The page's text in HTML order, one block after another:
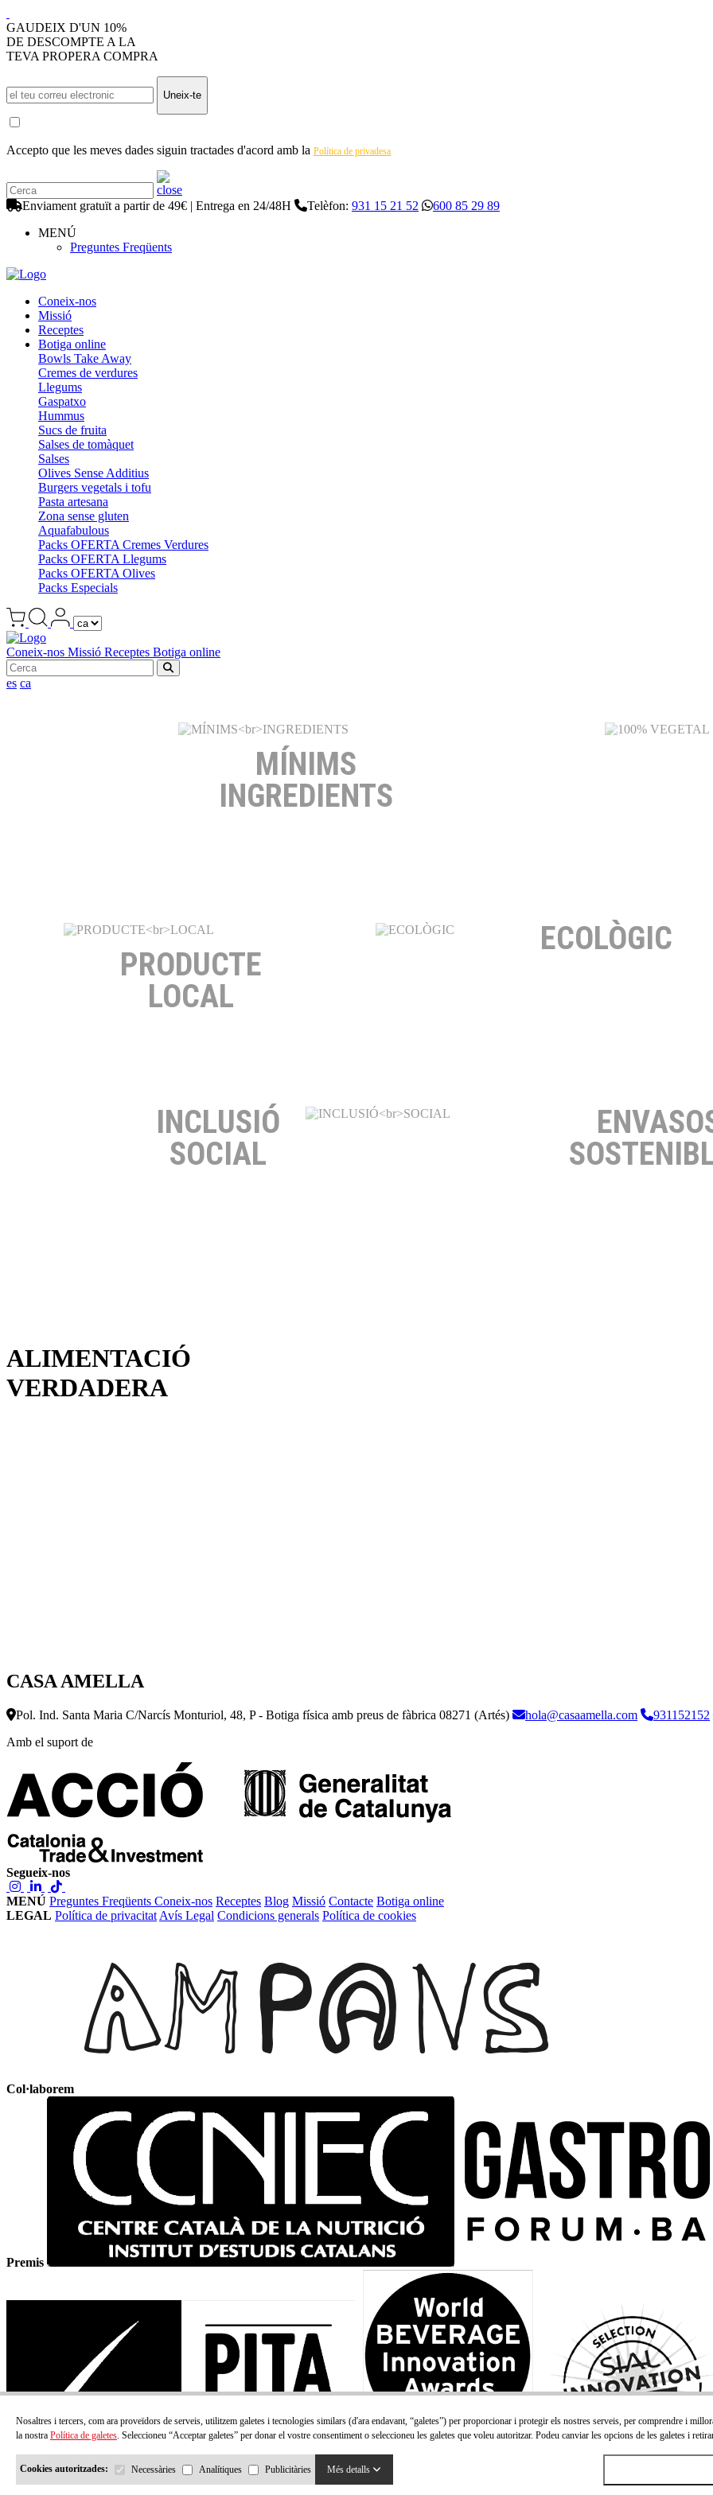
GAUDEIX D'UN 10%
DE DESCOMPTE A LA
TEVA PROPERA COMPRA
Uneix-te
Accepto que les meves dades siguin tractades d'acord amb la Política de privadesa
Enviament gratuït a partir de 49€ | Entrega en 24/48H Telèfon: 931 15 21 52
600 85 29 89
MENÚ
Preguntes Freqüents
Coneix-nos
Missió
Receptes
Botiga online
Bowls Take Away
Cremes de verdures
Llegums
Gaspatxo
Hummus
Sucs de fruita
Salses de tomàquet
Salses
Olives Sense Additius
Burgers vegetals i tofu
Pasta artesana
Zona sense gluten
Aquafabulous
Packs OFERTA Cremes Verdures
Packs OFERTA Llegums
Packs OFERTA Olives
Packs Especials
Coneix-nos Missió Receptes Botiga online
es ca
MÍNIMS
INGREDIENTS
PRODUCTE
LOCAL
ECOLÒGIC
INCLUSIÓ
SOCIAL
ALIMENTACIÓ
VERDADERA
CASA AMELLA
Pol. Ind. Santa Maria C/Narcís Monturiol, 48, P - Botiga física amb preus de fàbrica 08271 (Artés) hola@casaamella.com 931152152
Amb el suport de
Segueix-nos
MENÚ Preguntes Freqüents Coneix-nos Receptes Blog Missió Contacte Botiga online
LEGAL Política de privacitat Avís Legal Condicions generals Política de cookies
Col·laborem
Premis
Nosaltres i tercers, com ara proveïdors de serveis, utilitzem galetes i tecnologies similars (d'ara endavant, “galetes”) per proporcionar i protegir els nostres serveis, per comprendre i
la nostra Política de galetes. Seleccioneu “Acceptar galetes” per donar el vostre consentiment o seleccioneu les galetes que voleu autoritzar. Podeu canviar les opcions de les galetes i
Cookies autoritzades: Necessàries Analítiques Publicitàries Més detalls